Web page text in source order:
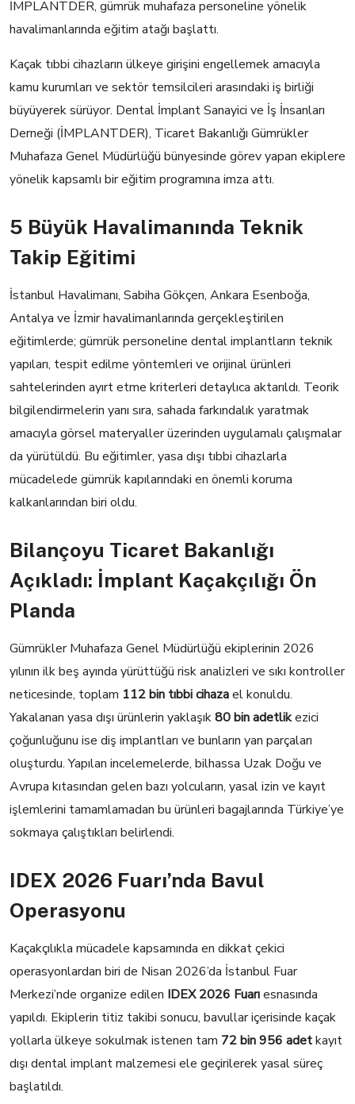
İMPLANTDER, gümrük muhafaza personeline yönelik
havalimanlarında eğitim atağı başlattı.
Kaçak tıbbi cihazların ülkeye girişini engellemek amacıyla
kamu kurumları ve sektör temsilcileri arasındaki iş birliği
büyüyerek sürüyor. Dental İmplant Sanayici ve İş İnsanları
Derneği (İMPLANTDER), Ticaret Bakanlığı Gümrükler
Muhafaza Genel Müdürlüğü bünyesinde görev yapan ekiplere
yönelik kapsamlı bir eğitim programına imza attı.
5 Büyük Havalimanında Teknik
Takip Eğitimi
İstanbul Havalimanı, Sabiha Gökçen, Ankara Esenboğa,
Antalya ve İzmir havalimanlarında gerçekleştirilen
eğitimlerde; gümrük personeline dental implantların teknik
yapıları, tespit edilme yöntemleri ve orijinal ürünleri
sahtelerinden ayırt etme kriterleri detaylıca aktarıldı. Teorik
bilgilendirmelerin yanı sıra, sahada farkındalık yaratmak
amacıyla görsel materyaller üzerinden uygulamalı çalışmalar
da yürütüldü. Bu eğitimler, yasa dışı tıbbi cihazlarla
mücadelede gümrük kapılarındaki en önemli koruma
kalkanlarından biri oldu.
Bilançoyu Ticaret Bakanlığı
Açıkladı: İmplant Kaçakçılığı Ön
Planda
Gümrükler Muhafaza Genel Müdürlüğü ekiplerinin 2026
yılının ilk beş ayında yürüttüğü risk analizleri ve sıkı kontroller
neticesinde, toplam 112 bin tıbbi cihazael konuldu.
Yakalanan yasa dışı ürünlerin yaklaşık80 bin adetlikezici
çoğunluğunu ise diş implantları ve bunların yan parçaları
oluşturdu. Yapılan incelemelerde, bilhassa Uzak Doğu ve
Avrupa kıtasından gelen bazı yolcuların, yasal izin ve kayıt
işlemlerini tamamlamadan bu ürünleri bagajlarında Türkiye’ye
sokmaya çalıştıkları belirlendi.
IDEX 2026 Fuarı’nda Bavul
Operasyonu
Kaçakçılıkla mücadele kapsamında en dikkat çekici
operasyonlardan biri de Nisan 2026’da İstanbul Fuar
Merkezi’nde organize edilen IDEX 2026 Fuarıesnasında
yapıldı. Ekiplerin titiz takibi sonucu, bavullar içerisinde kaçak
yollarla ülkeye sokulmak istenen tam 72 bin 956 adetkayıt
dışı dental implant malzemesi ele geçirilerek yasal süreç
başlatıldı.